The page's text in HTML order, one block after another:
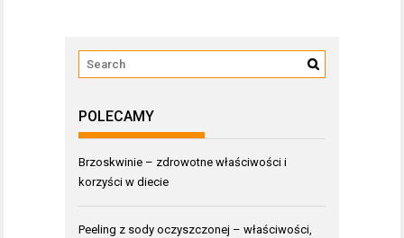
POLECAMY
Brzoskwinie – zdrowotne właściwości i
korzyści w diecie
Peeling z sody oczyszczonej – właściwości,